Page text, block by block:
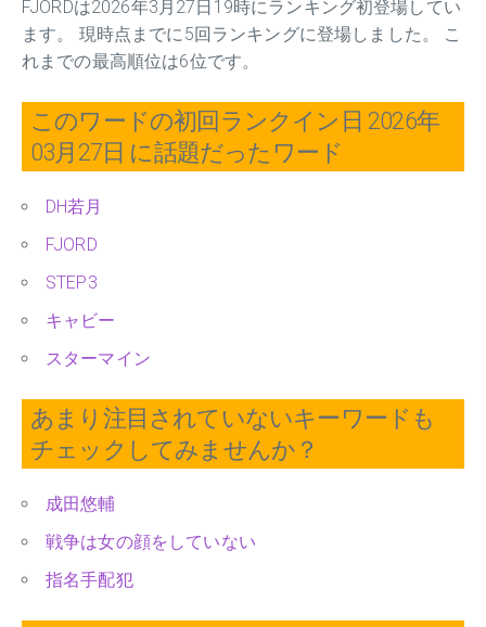
FJORDは2026年3月27日19時にランキング初登場してい
ます。 現時点までに5回ランキングに登場しました。 こ
れまでの最高順位は6位です。
このワードの初回ランクイン日 2026年
03月27日 に話題だったワード
DH若月
FJORD
STEP3
キャビー
スターマイン
あまり注目されていないキーワードも
チェックしてみませんか？
成田悠輔
戦争は女の顔をしていない
指名手配犯